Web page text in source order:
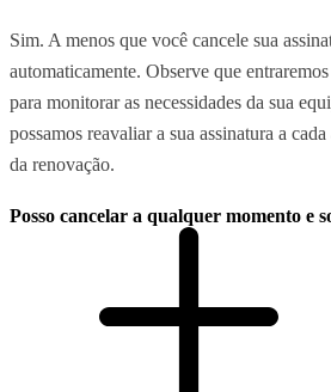
Sim. A menos que você cancele sua
automaticamente. Observe que
para monitorar as necessidades da sua
possamos reavaliar a sua assinatura a
da renovação.
Posso cancelar a qualquer momento e